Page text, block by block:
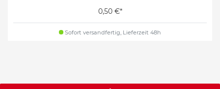
0,50 €*
Sofort versandfertig, Lieferzeit 48h